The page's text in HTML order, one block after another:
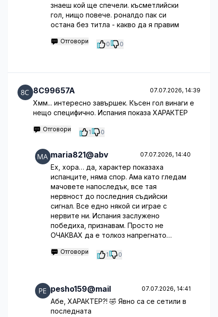
знаеш кой ще спечели. късметлийски
гол, нищо повече. роналдо пак си
остана без титла - какво да я правим
Отговори 0 0
8C99657A 07.07.2026, 14:39
Хмм... интересно завършек. Късен гол винаги е
нещо специфично. Испания показа ХАРАКТЕР
Отговори 1 0
maria821@abv 07.07.2026, 14:40
Ех, хора… да, характер показаха
испанците, няма спор. Ама като гледам
мачовете напоследък, все тая
нервност до последния съдийски
сигнал. Все едно някой си играе с
нервите ни. Испания заслужено
победиха, признавам. Просто не
ОЧАКВАХ да е толкоз напрегнато…
Отговори 1 0
pesho159@mail 07.07.2026, 14:41
Абе, ХАРАКТЕР?! 🤣 Явно са се сетили в
последната